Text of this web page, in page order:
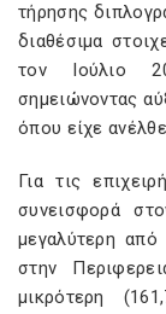
τήρησης
διαθέσιμα
τον Ιούλιο
σημειώνοντας
όπου είχε
Για τις
συνεισφορά
μεγαλύτερη από
στην
μικρότερη